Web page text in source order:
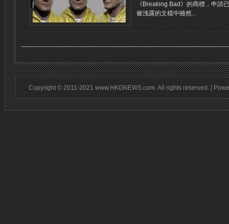
《Breaking Bad》的商標，申請
被洩露的文檔中雖然...
Copyright © 2011-2021 www.HKGNEWS.com. All rights reserved. |